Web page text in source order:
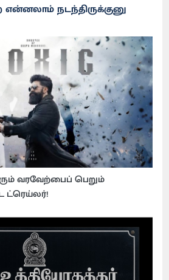
நடந்திருக்குனு
வரவேற்பைப் பெறும்
ட்ரெய்லர்!